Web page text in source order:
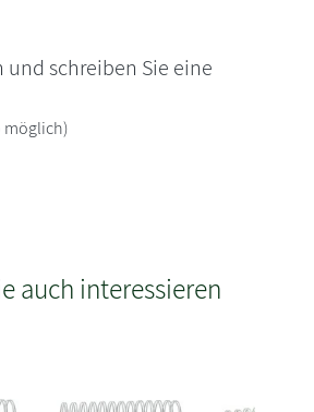
und schreiben Sie eine
auch interessieren